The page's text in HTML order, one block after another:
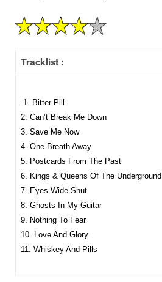
Tracklist :
1. Bitter Pill
2. Can’t Break Me Down
3. Save Me Now
4. One Breath Away
5. Postcards From The Past
6. Kings & Queens Of The Underground
7. Eyes Wide Shut
8. Ghosts In My Guitar
9. Nothing To Fear
10. Love And Glory
11. Whiskey And Pills